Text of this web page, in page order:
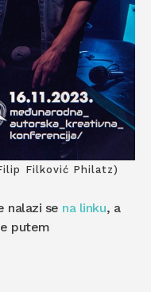
Filković Philatz)
nalazi se na linku, a
putem